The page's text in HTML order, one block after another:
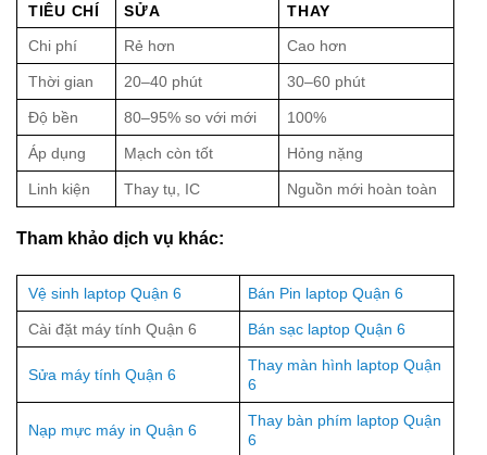
TIÊU CHÍ SỬA
THAY
Chi phí
Rẻ hơn Cao hơn
Thời gian 20–40 phút 30–60 phút
Độ bền 80–95% so với mới 100%
Áp dụng Mạch còn tốt Hỏng nặng
Linh kiện Thay tụ, IC Nguồn mới hoàn toàn
Tham khảo dịch vụ khác:
Vệ sinh laptop Quận 6 Bán Pin laptop Quận 6
Cài đặt máy tính Quận 6 Bán sạc laptop Quận 6
Sửa máy tính Quận 6
Thay màn hình laptop Quận
6
Nạp mực máy in Quận 6
Thay bàn phím laptop Quận
6